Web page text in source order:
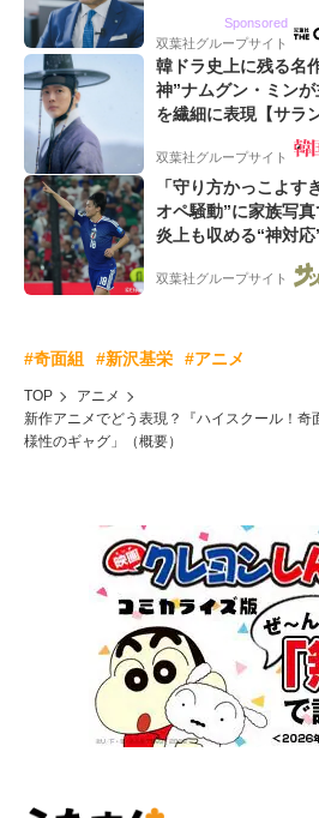
Sponsored
双葉社グループサイト
韓ドラ史上に残る名
神”ナムグン・ミン
を繊細に表現【サラ
双葉社グループサイト
「守り方かっこよす
オペ騒動”に家族写
炎上も収める“神対
友夫妻も続々エール!
双葉社グループサイト
#奇面組 #新沢基栄 #アニメ
TOP
アニメ
新作アニメでどう表現？『ハイスクール！奇
様性のギャグ」（概要）